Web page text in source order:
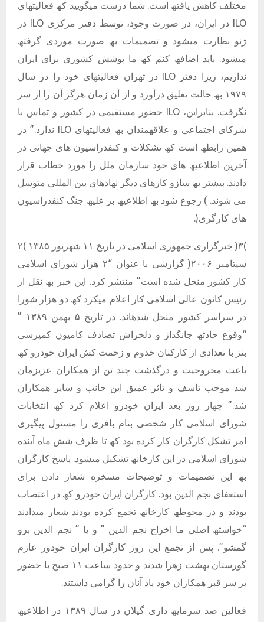
مختلف کاھش یافتھ است. شما درست میگویید کھ فعالیتھای
ILO در ایران، در صورت وجود، توسط دفتر مرکزی ILO در
ژنو نظارت میشود و تصمیمات بھ صورت موردی گرفتھ
میشود. باید اضافھ کنم کھ ما پوشش کشوری برای ایران
نداریم، زیرا دفتر ILO در تھران فعالیتھای خود را در سال
١٩٧٩ بھ حالت تعلیق درآورد و از آن زمان ھرگز آن را از سر
نگرفت. بنابراین، ILO حضور مستقیمی در کشور و تماس با
شرکای اجتماعی و علاقھمندان بھ فعالیتھای ILO ندارد.” در
ھمین رابطھ است کھ تشکلات و کنفدراسیون ھای جھانی در
آخرین اطلاعیھ ھای خود سازمان ملل را مورد خطاب قرار
دادند. بیشتر بھ سازو کارھای دیگر نھادھای بین المللی متوسل
می شوند. ) رجوع شود بھ اطلاعیھ بر علیھ جنگ کنفدراسیون
ھای کارگری(.
)٣( خبرگزاری جمھوری اسلامی در تاریخ ١١ شھریور ١٣٨۵ )٢
سپتامبر ٢٠٠۶( گزارشی با عنوان “٢ ھزار شورای اسلامی
کار کشور منحل شده است” منتشر کرد. این خبر بھ نقل از
رئیس کانون عالی اسلامی کار اعلام میکرد کھ دو ھزار شورا
در سراسر کشور منحل شدهاند. در تاریخ ۵ بھمن ١٣٨٩ ”
“وقوع حادثھ جانگداز و دلخراش تصادف کامیون کمپرسی
بنز با تعدادی از کارکنان خدوم و زحمت کش ایران خودرو کھ
باعث مجروحیت و درگذشت چند تن از ھمکاران عزیزمان
شد موجب تاسف و تاثر عمیق این جانب و سایر ھمکاران
شد.” چھار روز بعد ایران خودرو اعلام کرد کھ انتخابات
شورای اسلامی کار شخصی بنام باقری را مسئول پیگیری
امر تشکل کارگران كار كرده بود کھ تا ظرف شش ماه آینده
شورای اسلامی در این كارخانھ تشكیل میشود. پاسخ كارگران
بھ این تصمیمات و توضیحات مسخره شعار دادن برای
استعفای نجم الدین بود. کارگران ایران خودرو كھ در اعتصاب
بودند و در محوطھ كارخانھ تجمع كرده بودند شعار میدادند
“خواستھ اصلی ما اخراج نجم الدین ” و یا ” نجم الدین برو
گمشو”. پس از تجمع این روز کارگران ایران خودور عازم
گورستان بھشت زھرا شدند و حدود ساعت ١١ صبح با حضور
بر سر قبر ھمکاران خود یاد آنان را گرامی داشتند.
فعالین ضد سرمایھ داری گیلان در سال ١٣٨٩ در اطلاعیھ